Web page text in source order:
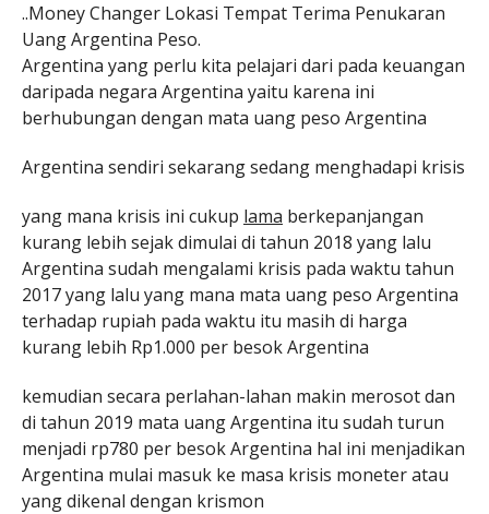
..Money Changer Lokasi Tempat Terima Penukaran
Uang Argentina Peso.
Argentina yang perlu kita pelajari dari pada keuangan
daripada negara Argentina yaitu karena ini
berhubungan dengan mata uang peso Argentina
Argentina sendiri sekarang sedang menghadapi krisis
yang mana krisis ini cukup lama berkepanjangan
kurang lebih sejak dimulai di tahun 2018 yang lalu
Argentina sudah mengalami krisis pada waktu tahun
2017 yang lalu yang mana mata uang peso Argentina
terhadap rupiah pada waktu itu masih di harga
kurang lebih Rp1.000 per besok Argentina
kemudian secara perlahan-lahan makin merosot dan
di tahun 2019 mata uang Argentina itu sudah turun
menjadi rp780 per besok Argentina hal ini menjadikan
Argentina mulai masuk ke masa krisis moneter atau
yang dikenal dengan krismon